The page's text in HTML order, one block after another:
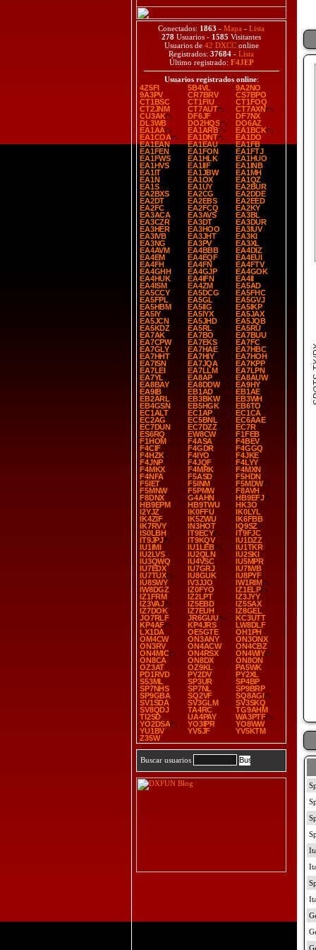
Conectados: 1863 - Mapa - Lista
278 Usuarios - 1585 Visitantes
Usuarios de 42 DXCConline
Registrados: 37684 - Lista
Último registrado: F4JEP
Usuarios registrados online:
4Z5FI
5B4VL
9A2NO
9A3PV
CR7BRV
CS7BPO
CT1BSC
CT1FIU
CT1FOQ
CT2JNM
CT7AUT
CT7AXN
CU3AK
DF6JF
DF7NX
DL3WB
DO2HQS
DO6AZ
EA1AA
EA1ARB
EA1BCK
EA1COA
EA1DNT
EA1DO
EA1EAN
EA1EAU
EA1FB
EA1FEN
EA1FON
EA1FTJ
EA1FWS
EA1HLK
EA1HUO
EA1HVS
EA1IIF
EA1INB
EA1IT
EA1JBW
EA1MH
EA1N
EA1OX
EA1QZ
EA1S
EA1UY
EA2BUR
EA2BXS
EA2CG
EA2DDE
EA2DT
EA2EBS
EA2EED
EA2FC
EA2FCQ
EA2KY
EA3ACA
EA3AVS
EA3BL
EA3CZR
EA3DT
EA3DUR
EA3HER
EA3HOO
EA3IUV
EA3IVB
EA3JHT
EA3KI
EA3NG
EA3PV
EA3XL
EA4AVM
EA4BBB
EA4DIZ
EA4EM
EA4EQF
EA4EUI
EA4FH
EA4FN
EA4FTV
EA4GHH
EA4GJP
EA4GOK
EA4HUK
EA4IFN
EA4II
EA4ISM
EA4ZM
EA5AD
EA5CCY
EA5DCG
EA5FHC
EA5FPL
EA5GL
EA5GVJ
EA5HBM
EA5IIG
EA5IKP
EA5IY
EA5IYX
EA5JAX
EA5JCN
EA5JHD
EA5JQB
EA5KDZ
EA5RL
EA5RU
EA7AK
EA7BO
EA7BUU
EA7CPW
EA7EKS
EA7FC
EA7GLY
EA7HAE
EA7HBC
EA7HHT
EA7HIY
EA7HOH
EA7ISN
EA7JQA
EA7KPP
EA7LEI
EA7LLM
EA7LPN
EA7YL
EA8AP
EA8AUW
EA8BAY
EA8DDW
EA9HY
EA9IB
EB1AD
EB1AE
EB2ARL
EB3BKW
EB3WH
EB4GSN
EB5HGK
EB6TO
EC1ALT
EC1AP
EC1CA
EC2AG
EC5BNL
EC6AAE
EC7DUN
EC7DZZ
EC7R
ES6RQ
EW8CW
F1FEB
F1HOM
F4ASA
F4BEV
F4CIF
F4GDR
F4GGQ
F4HZK
F4IYO
F4JKE
F4JNP
F4JQF
F4LYY
F4MKX
F4MRK
F4MXN
F4NFA
F5ASD
F5HDN
F5IET
F5INM
F5MDW
F5MNW
F5PMW
F8AVH
F8DNX
G4AHN
HB9EFJ
HB9EPM
HB9TWU
HK3O
I2YJZ
IK0FFU
IK0LYL
IK4ZIF
IK5ZWU
IK6FBB
IK7RVY
IN3HOT
IQ9SZ
IS0LBH
IT9ECY
IT9FJC
IT9JPJ
IT9KQV
IU1DZZ
IU1IMI
IU1LEB
IU1TKR
IU2LVS
IU2QLN
IU2SKI
IU3QWQ
IU4VSC
IU5MPR
IU7EDX
IU7GRJ
IU7IWB
IU7TUX
IU8GUK
IU8PYF
IU8SWY
IV3JJO
IW1RIM
IW8DGZ
IZ0FYO
IZ1ELP
IZ1FRM
IZ2LPT
IZ3JYY
IZ3VAJ
IZ5EBD
IZ5SAX
IZ7DOK
IZ7EUH
IZ8GEL
JO7RLF
JR6GUU
KC3UTT
KP4AF
KP4JRS
LW8DLF
LX1DA
OE5GTE
OH1PH
OM4CW
ON3ANY
ON3ONX
ON3RV
ON4ACW
ON4CBZ
ON4MIC
ON4RSX
ON4WIY
ON8CA
ON8DX
ON8ON
OZ3AT
OZ9KL
PA5WK
PD1RVD
PY2DV
PY2XL
S53ML
SP3UR
SP4BP
SP7NHS
SP7NL
SP9BRP
SP9GBA
SQ2VF
SQ8AGI
SV1SDA
SV3GLM
SV3SKQ
SV8QDJ
TA4RC
TG9AHM
TI2SD
UA4PAY
WA3PTF
YO2DSA
YO3IPR
YO8WW
YU1BV
YV5JF
YV5KTM
Z35W
Buscar usuarios